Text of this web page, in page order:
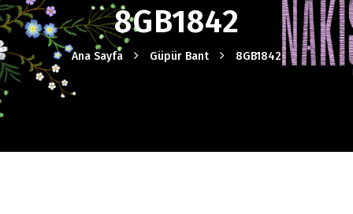
8GB1842
Ana Sayfa Güpür Bant 8GB1842